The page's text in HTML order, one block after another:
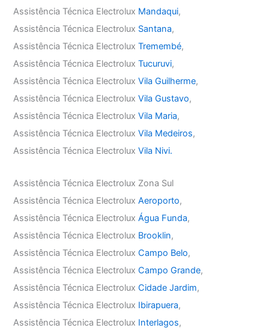
Assistência Técnica Electrolux Mandaqui,
Assistência Técnica Electrolux Santana,
Assistência Técnica ElectroluxTremembé,
Assistência Técnica ElectroluxTucuruvi,
Assistência Técnica ElectroluxVila Guilherme,
Assistência Técnica ElectroluxVila Gustavo,
Assistência Técnica ElectroluxVila Maria,
Assistência Técnica ElectroluxVila Medeiros,
Assistência Técnica ElectroluxVila Nivi.
Assistência Técnica Electrolux Zona Sul
Assistência Técnica ElectroluxAeroporto,
Assistência Técnica ElectroluxÁgua Funda,
Assistência Técnica Electrolux Brooklin,
Assistência Técnica ElectroluxCampo Belo,
Assistência Técnica ElectroluxCampo Grande,
Assistência Técnica ElectroluxCidade Jardim,
Assistência Técnica Electrolux Ibirapuera,
Assistência Técnica Electrolux Interlagos,